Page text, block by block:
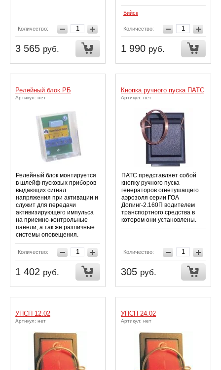
Количество:
3 565 руб.
Бийск
Количество:
1 990 руб.
Релейный блок РБ
Артикул: нет
Релейный блок монтируется
в шлейф пусковых приборов
выдающих сигнал
напряжения при активации и
служит для передачи
активизирующего импульса
на приемно-контрольные
панели, а так же различные
системы оповещения.
Количество:
1 402 руб.
Кнопка ручного пуска ПАТС
Артикул: нет
ПАТС представляет собой
кнопку ручного пуска
генераторов огнетушащего
аэрозоля серии ГОА
Допинг-2.160П водителем
транспортного средства в
котором они установлены.
Количество:
305 руб.
УПСП 12.02
Артикул: нет
УПСП 24.02
Артикул: нет